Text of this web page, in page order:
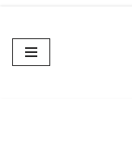
Sari
la